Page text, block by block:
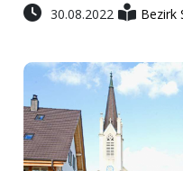
Veranstaltungen
Stellen
E-
Paper
30.08.2022 Bezirk